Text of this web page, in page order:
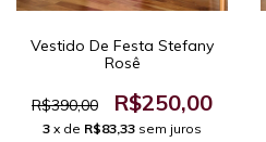
Vestido De Festa Stefany
Rosê
R$390,00 R$250,00
3 x de R$83,33 sem juros